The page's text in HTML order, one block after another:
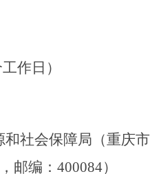
作日）
社会保障局（重庆市
邮编： 400084）